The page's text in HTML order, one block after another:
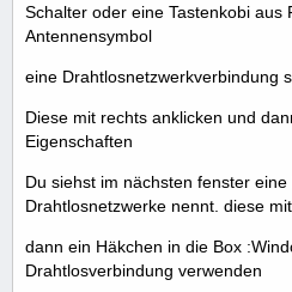
Schalter oder eine Tastenkobi aus
Antennensymbol
eine Drahtlosnetzwerkverbindung
Diese mit rechts anklicken und
Eigenschaften
Du siehst im nächsten fenster
Drahtlosnetzwerke nennt. diese
dann ein Häkchen in die Box
Drahtlosverbindung verwenden